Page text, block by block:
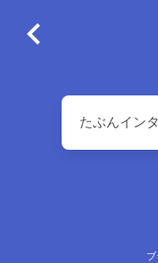
たぶんイン